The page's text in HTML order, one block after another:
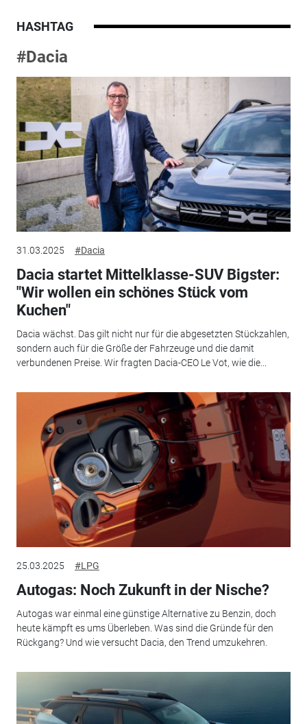
HASHTAG
#Dacia
31.03.2025 #Dacia
Dacia startet Mittelklasse-SUV Bigster:
"Wir wollen ein schönes Stück vom
Kuchen"
Dacia wächst. Das gilt nicht nur für die abgesetzten Stückzahlen,
sondern auch für die Größe der Fahrzeuge und die damit
verbundenen Preise. Wir fragten Dacia-CEO Le Vot, wie die...
25.03.2025 #LPG
Autogas: Noch Zukunft in der Nische?
Autogas war einmal eine günstige Alternative zu Benzin, doch
heute kämpft es ums Überleben. Was sind die Gründe für den
Rückgang? Und wie versucht Dacia, den Trend umzukehren.